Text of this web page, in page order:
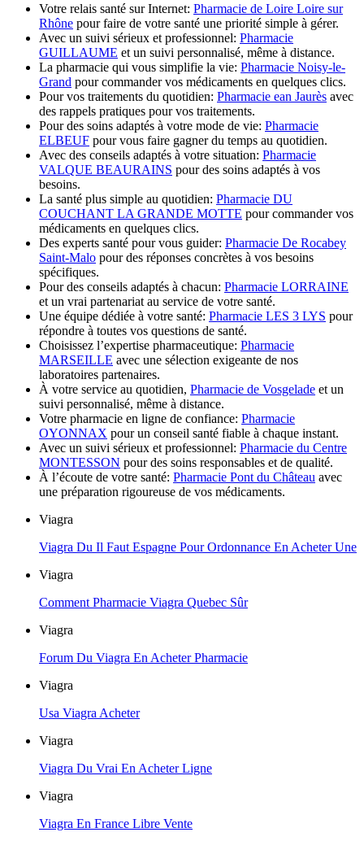
Votre relais santé sur Internet: Pharmacie de Loire Loire sur
Rhône pour faire de votre santé une priorité simple à gérer.
Avec un suivi sérieux et professionnel: Pharmacie
GUILLAUME et un suivi personnalisé, même à distance.
La pharmacie qui vous simplifie la vie: Pharmacie Noisy-le-
Grand pour commander vos médicaments en quelques clics.
Pour vos traitements du quotidien: Pharmacie ean Jaurès avec
des rappels pratiques pour vos traitements.
Pour des soins adaptés à votre mode de vie: Pharmacie
ELBEUF pour vous faire gagner du temps au quotidien.
Avec des conseils adaptés à votre situation: Pharmacie
VALQUE BEAURAINS pour des soins adaptés à vos
besoins.
La santé plus simple au quotidien: Pharmacie DU
COUCHANT LA GRANDE MOTTE pour commander vos
médicaments en quelques clics.
Des experts santé pour vous guider: Pharmacie De Rocabey
Saint-Malo pour des réponses concrètes à vos besoins
spécifiques.
Pour des conseils adaptés à chacun: Pharmacie LORRAINE
et un vrai partenariat au service de votre santé.
Une équipe dédiée à votre santé: Pharmacie LES 3 LYS pour
répondre à toutes vos questions de santé.
Choisissez l’expertise pharmaceutique: Pharmacie
MARSEILLE avec une sélection exigeante de nos
laboratoires partenaires.
À votre service au quotidien, Pharmacie de Vosgelade et un
suivi personnalisé, même à distance.
Votre pharmacie en ligne de confiance: Pharmacie
OYONNAX pour un conseil santé fiable à chaque instant.
Avec un suivi sérieux et professionnel: Pharmacie du Centre
MONTESSON pour des soins responsables et de qualité.
À l’écoute de votre santé: Pharmacie Pont du Château avec
une préparation rigoureuse de vos médicaments.
Viagra
Viagra Du Il Faut Espagne Pour Ordonnance En Acheter Une
Viagra
Comment Pharmacie Viagra Quebec Sûr
Viagra
Forum Du Viagra En Acheter Pharmacie
Viagra
Usa Viagra Acheter
Viagra
Viagra Du Vrai En Acheter Ligne
Viagra
Viagra En France Libre Vente